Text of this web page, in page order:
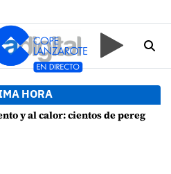
HORA
de peregrinos arropan a la Virgen de las Nieves